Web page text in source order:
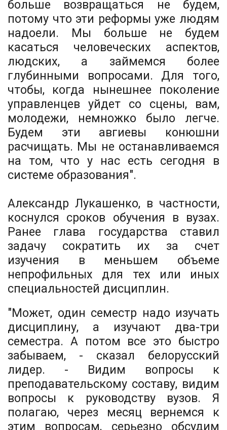
больше возвращаться не будем,
потому что эти реформы уже людям
надоели. Мы больше не будем
касаться человеческих аспектов,
людских, а займемся более
глубинными вопросами. Для того,
чтобы, когда нынешнее поколение
управленцев уйдет со сцены, вам,
молодежи, немножко было легче.
Будем эти авгиевы конюшни
расчищать. Мы не останавливаемся
на том, что у нас есть сегодня в
системе образования".
Александр Лукашенко, в частности,
коснулся сроков обучения в вузах.
Ранее глава государства ставил
задачу сократить их за счет
изучения в меньшем объеме
непрофильных для тех или иных
специальностей дисциплин.
"Может, один семестр надо изучать
дисциплину, а изучают два-три
семестра. А потом все это быстро
забываем, - сказал белорусский
лидер. - Видим вопросы к
преподавательскому составу, видим
вопросы к руководству вузов. Я
полагаю, через месяц вернемся к
этим вопросам, серьезно обсудим